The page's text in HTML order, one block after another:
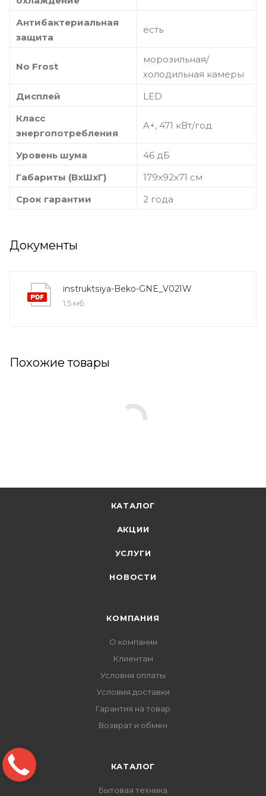
Антибактериальная
защита
есть
No Frost
морозильная/
холодильная камеры
Дисплей
LED
Класс
энергопотребления
A+, 471 кВт/год
Уровень шума
46 дБ
Габариты (ВхШхГ)
179x92x71 см
Срок гарантии
2 года
Документы
instruktsiya-Beko-GNE_V021W
1,5 мб
Похожие товары
КАТАЛОГ
АКЦИИ
УСЛУГИ
НОВОСТИ
КОМПАНИЯ
О компании
Клиентам
Условия оплаты
Условия доставки
Гарантия на товар
Возврат и обмен
КАТАЛОГ
Бытовая техника